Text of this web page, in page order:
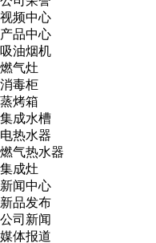
视频中心
产品中心
吸油烟机
燃气灶
消毒柜
蒸烤箱
集成水槽
电热水器
燃气热水器
集成灶
新闻中心
新品发布
公司新闻
媒体报道